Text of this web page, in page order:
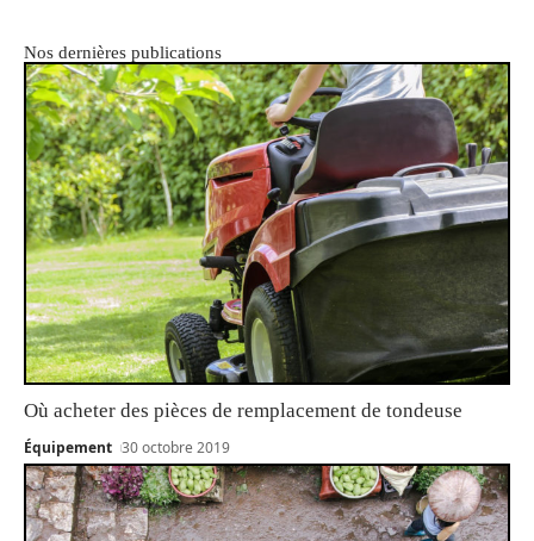
Nos dernières publications
Où acheter des pièces de remplacement de tondeuse
Équipement 30 octobre 2019